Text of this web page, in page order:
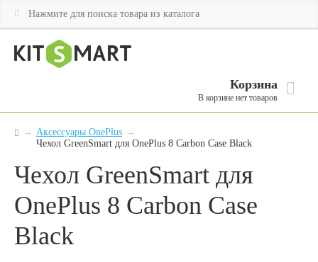
Корзина
В корзине нет товаров
→ Аксессуары OnePlus →
Чехол GreenSmart для OnePlus 8 Carbon Case Black
Чехол GreenSmart для
OnePlus 8 Carbon Case
Black